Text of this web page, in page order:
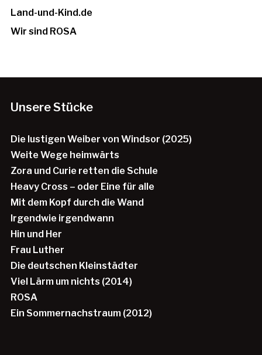
Land-und-Kind.de
Wir sind ROSA
Unsere Stücke
Die lustigen Weiber von Windsor (2025)
Weite Wege heimwärts
Zora und Curie retten die Schule
Heavy Cross – oder Eine für alle
Mit dem Kopf durch die Wand
Irgendwie irgendwann
Hin und Her
Frau Luther
Die deutschen Kleinstädter
Viel Lärm um nichts (2014)
ROSA
Ein Sommernachstraum (2012)